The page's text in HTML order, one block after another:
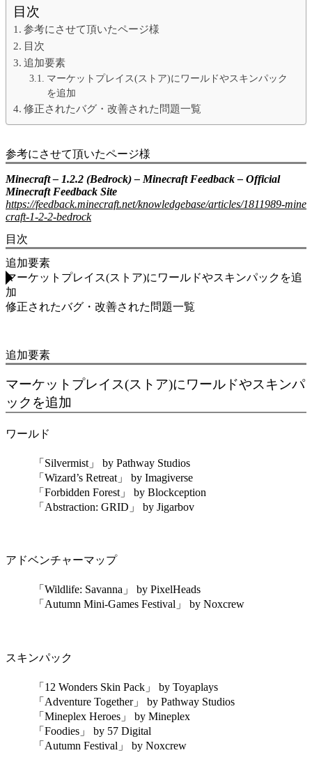
目次
参考にさせて頂いたページ様
目次
追加要素
マーケットプレイス(ストア)にワールドやスキンパック
を追加
修正されたバグ・改善された問題一覧
参考にさせて頂いたページ様
Minecraft – 1.2.2 (Bedrock) – Minecraft Feedback – Official
Minecraft Feedback Site
https://feedback.minecraft.net/knowledgebase/articles/1811989-mine
craft-1-2-2-bedrock
目次
追加要素
マーケットプレイス(ストア)にワールドやスキンパックを追
加
修正されたバグ・改善された問題一覧
追加要素
マーケットプレイス(ストア)にワールドやスキンパ
ックを追加
ワールド
「Silvermist」 by Pathway Studios
「Wizard’s Retreat」 by Imagiverse
「Forbidden Forest」 by Blockception
「Abstraction: GRID」 by Jigarbov
アドベンチャーマップ
「Wildlife: Savanna」 by PixelHeads
「Autumn Mini-Games Festival」 by Noxcrew
スキンパック
「12 Wonders Skin Pack」 by Toyaplays
「Adventure Together」 by Pathway Studios
「Mineplex Heroes」 by Mineplex
「Foodies」 by 57 Digital
「Autumn Festival」 by Noxcrew